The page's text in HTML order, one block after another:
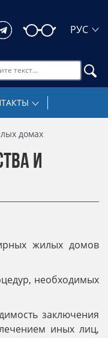
домах
И
жилых домов
необходимых
заключения
иных лиц,